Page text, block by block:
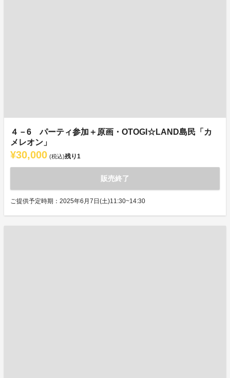
４－6 パーティ参加＋原画・OTOGI☆LAND島民「カ
メレオン」
¥30,000 (税込)残り1
販売終了
ご提供予定時期：2025年6月7日(土)11:30~14:30